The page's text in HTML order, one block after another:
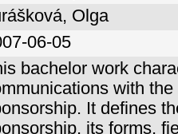
Olga
06-05
bachelor work
with
It defines
its forms,